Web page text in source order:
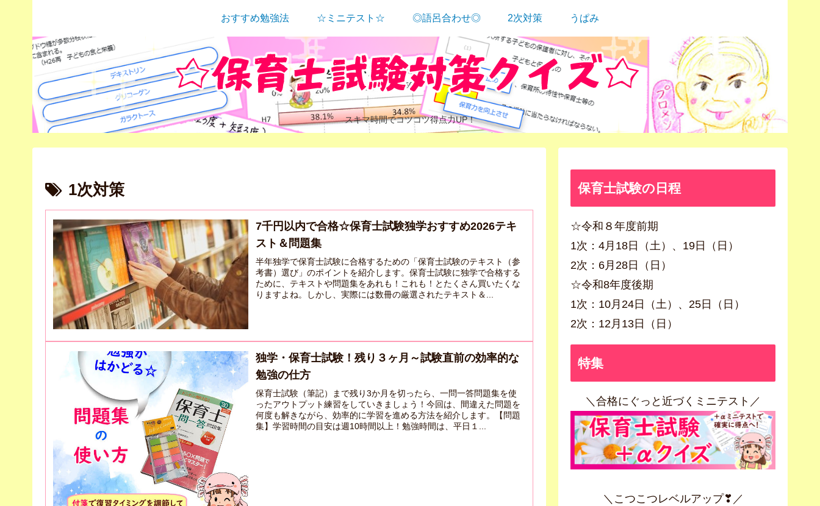
スキマ時間でコツコツ得点力UP！
おすすめ勉強法 ☆ミニテスト☆ ◎語呂合わせ◎ 2次対策 うぱみ
1次対策
7千円以内で合格☆保育士試験独学おすすめ2026テキ
スト＆問題集
半年独学で保育士試験に合格するための「保育士試験のテキスト（参
考書）選び」のポイントを紹介します。保育士試験に独学で合格する
ために、テキストや問題集をあれも！これも！とたくさん買いたくな
りますよね。しかし、実際には数冊の厳選されたテキスト＆...
独学・保育士試験！残り３ヶ月～試験直前の効率的な
勉強の仕方
保育士試験（筆記）まで残り3か月を切ったら、一問一答問題集を使
ったアウトプット練習をしていきましょう！今回は、間違えた問題を
何度も解きながら、効率的に学習を進める方法を紹介します。【問題
集】学習時間の目安は週10時間以上！勉強時間は、平日１...
保育士試験の日程
☆令和８年度前期
1次：4月18日（土）、19日（日）
2次：6月28日（日）
☆令和8年度後期
1次：10月24日（土）、25日（日）
2次：12月13日（日）
特集
＼合格にぐっと近づくミニテスト／
＼こつこつレベルアップ❣／